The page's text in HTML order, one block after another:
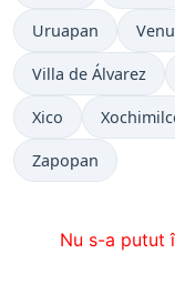
Uruapan
Villa de Álvarez
Xico
Zapopan
Nu s-a putut